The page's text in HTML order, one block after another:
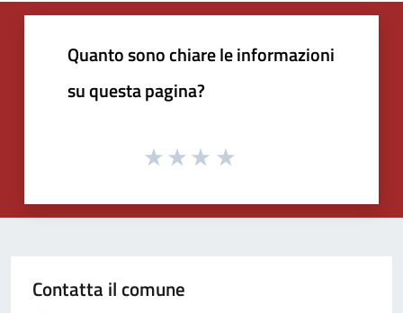
Quanto sono chiare le informazioni
su questa pagina?
Contatta il comune